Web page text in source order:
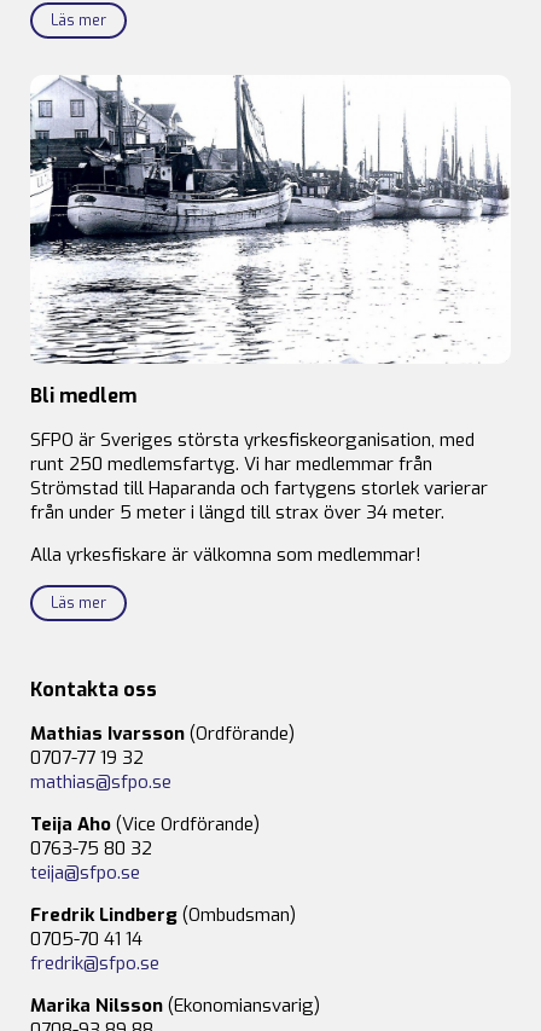
Läs mer
Bli medlem
SFPO är Sveriges största yrkesfiskeorganisation, med
runt 250 medlemsfartyg. Vi har medlemmar från
Strömstad till Haparanda och fartygens storlek varierar
från under 5 meter i längd till strax över 34 meter.
Alla yrkesfiskare är välkomna som medlemmar!
Läs mer
Kontakta oss
Mathias Ivarsson (Ordförande)
0707-77 19 32
mathias@sfpo.se
Teija Aho (Vice Ordförande)
0763-75 80 32
teija@sfpo.se
Fredrik Lindberg (Ombudsman)
0705-70 41 14
fredrik@sfpo.se
Marika Nilsson (Ekonomiansvarig)